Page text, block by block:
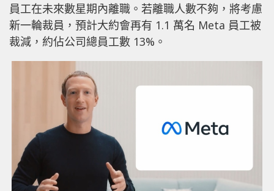
員工在未來數星期內離職。若離職人數不夠，將考慮
新一輪裁員，預計大約會再有 1.1 萬名 Meta 員工被
裁減，約佔公司總員工數 13%。